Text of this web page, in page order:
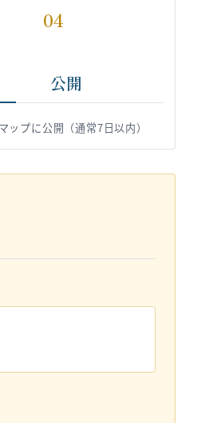
04
公開
ップに公開（通常7日以内）